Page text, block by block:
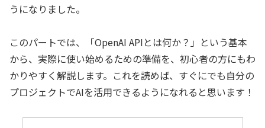
うになりました。
このパートでは、「OpenAI APIとは何か？」という基本
から、実際に使い始めるための準備を、初心者の方にもわ
かりやすく解説します。これを読めば、すぐにでも自分の
プロジェクトでAIを活用できるようになれると思います！